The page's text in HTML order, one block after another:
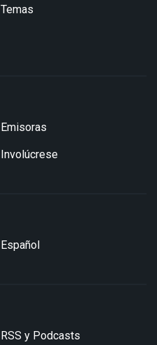
Temas
Emisoras
Involúcrese
Español
RSS y Podcasts